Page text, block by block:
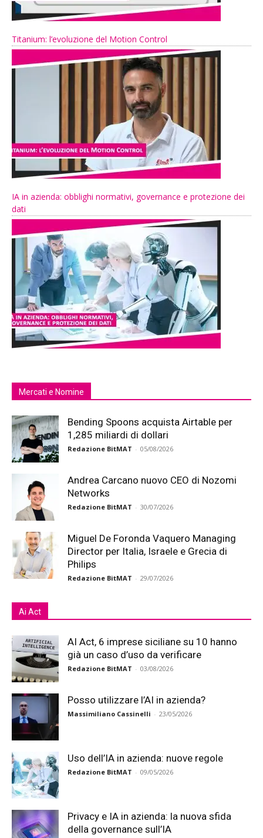
Titanium: l’evoluzione del Motion Control
IA in azienda: obblighi normativi, governance e protezione dei
dati
Mercati e Nomine
Bending Spoons acquista Airtable per
1,285 miliardi di dollari
Redazione BitMAT - 05/08/2026
Andrea Carcano nuovo CEO di Nozomi
Networks
Redazione BitMAT - 30/07/2026
Miguel De Foronda Vaquero Managing
Director per Italia, Israele e Grecia di
Philips
Redazione BitMAT - 29/07/2026
Ai Act
AI Act, 6 imprese siciliane su 10 hanno
già un caso d’uso da verificare
Redazione BitMAT - 03/08/2026
Posso utilizzare l’AI in azienda?
Massimiliano Cassinelli - 23/05/2026
Uso dell’IA in azienda: nuove regole
Redazione BitMAT - 09/05/2026
Privacy e IA in azienda: la nuova sfida
della governance sull’IA